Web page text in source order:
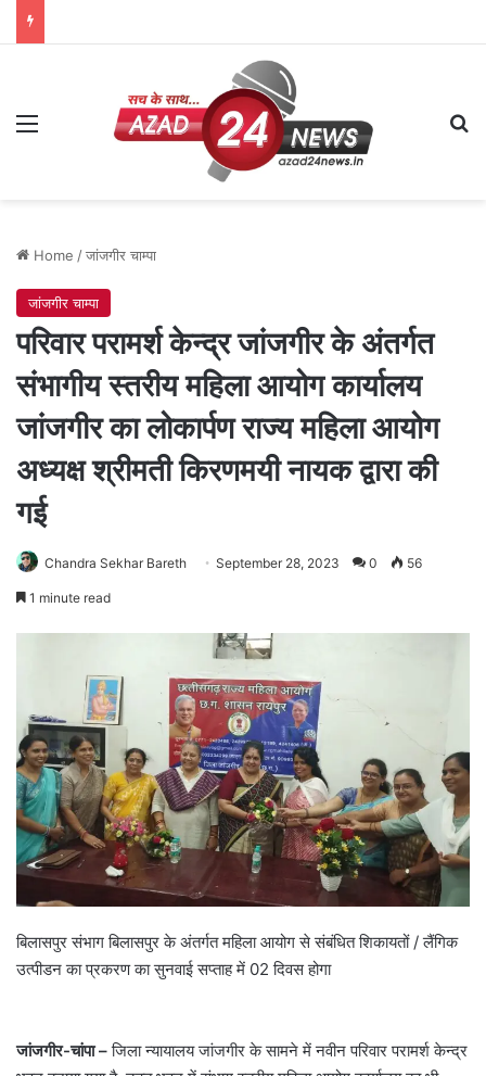
Menu
Home /जांजगीर चाम्पा
जांजगीर चाम्पा
परिवार परामर्श केन्द्र जांजगीर के अंतर्गत
संभागीय स्तरीय महिला आयोग कार्यालय
जांजगीर का लोकार्पण राज्य महिला आयोग
अध्यक्ष श्रीमती किरणमयी नायक द्वारा की
गई
Chandra Sekhar Bareth September 28, 2023 0 56
1 minute read
बिलासपुर संभाग बिलासपुर के अंतर्गत महिला आयोग से संबंधित शिकायतों / लैंगिक
उत्पीडन का प्रकरण का सुनवाई सप्ताह में 02 दिवस होगा
जांजगीर-चांपा –जिला न्यायालय जांजगीर के सामने में नवीन परिवार परामर्श केन्द्र